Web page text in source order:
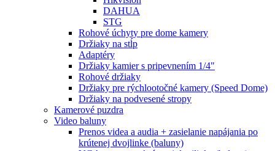
DAHUA
STG
Rohové úchyty pre dome kamery
Držiaky na stĺp
Adaptéry
Držiaky kamier s pripevnením 1/4"
Rohové držiaky
Držiaky pre rýchlootočné kamery (Speed Dome)
Držiaky na podvesené stropy
Kamerové puzdra
Video baluny
Prenos videa a audia + zasielanie napájania po
krútenej dvojlinke (baluny)